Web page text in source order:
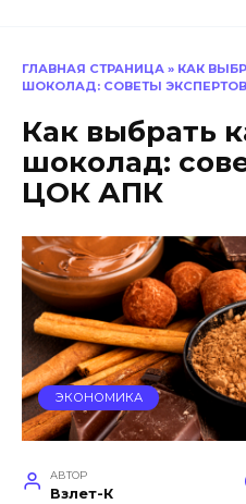
ГЛАВНАЯ СТРАНИЦА » КАК
ШОКОЛАД: СОВЕТЫ
Как выбрать
шоколад:
ЦОК АПК
ЭКОНОМИКА
АВТОР
Взлет-К